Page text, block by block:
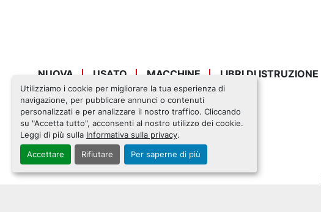
Utilizziamo i cookie per migliorare la tua esperienza di
navigazione, per pubblicare annunci o contenuti
personalizzati e per analizzare il nostro traffico. Cliccando
su "Accetta tutto", acconsenti al nostro utilizzo dei cookie.
Leggi di più sulla Informativa sulla privacy.
Accettare Rifiutare Per saperne di più
NUOVA USATO MACCHINE LIBRI DI ISTRUZIONE